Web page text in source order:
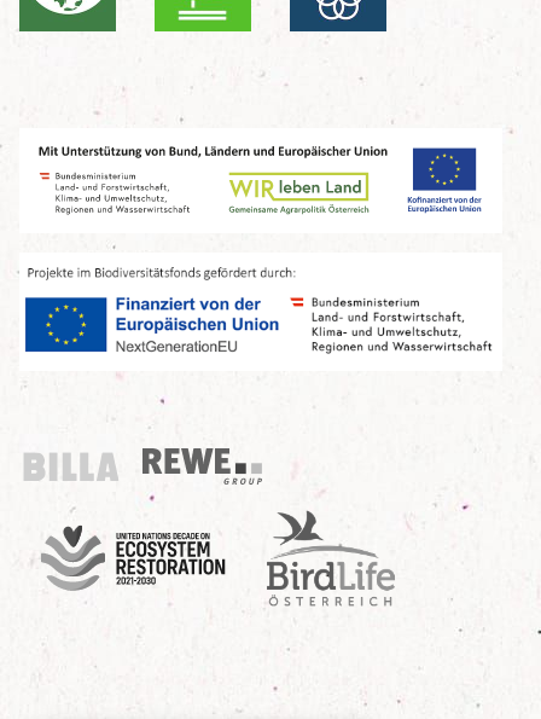
Billa
REWE Group
UN Decade
Birdlife